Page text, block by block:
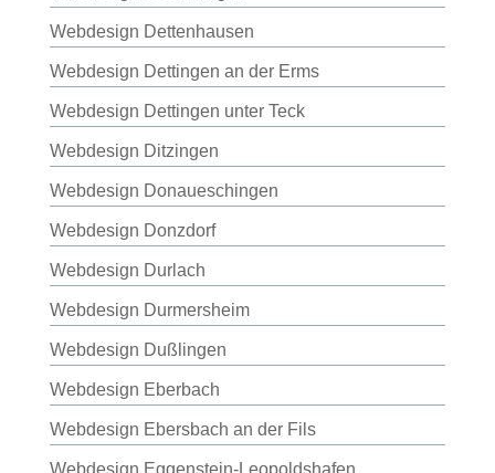
Webdesign Dettenhausen
Webdesign Dettingen an der Erms
Webdesign Dettingen unter Teck
Webdesign Ditzingen
Webdesign Donaueschingen
Webdesign Donzdorf
Webdesign Durlach
Webdesign Durmersheim
Webdesign Dußlingen
Webdesign Eberbach
Webdesign Ebersbach an der Fils
Webdesign Eggenstein-Leopoldshafen